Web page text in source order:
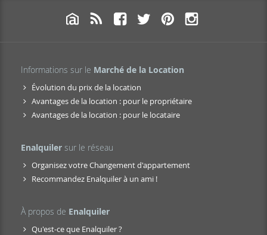
Informations sur le Marché de la Location
Évolution du prix de la location
Avantages de la location : pour le propriétaire
Avantages de la location : pour le locataire
Enalquiler sur le réseau
Organisez votre Changement d'appartement
Recommandez Enalquiler à un ami !
À propos de Enalquiler
Qu'est-ce que Enalquiler ?